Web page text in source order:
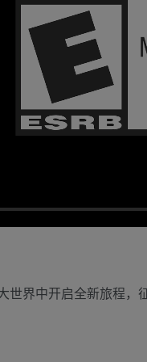
世界中开启全新旅程